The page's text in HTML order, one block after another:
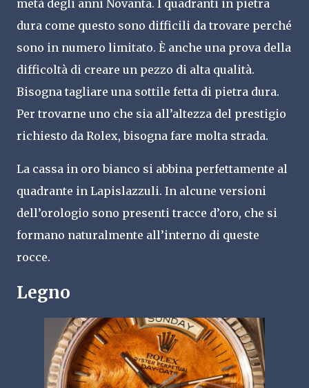
metà degli anni Novanta. I quadranti in pietra
dura come questo sono difficili da trovare perché
sono in numero limitato. È anche una prova della
difficoltà di creare un pezzo di alta qualità.
Bisogna tagliare una sottile fetta di pietra dura.
Per trovarne uno che sia all’altezza del prestigio
richiesto da Rolex, bisogna fare molta strada.
La cassa in oro bianco si abbina perfettamente al
quadrante in Lapislazzuli. In alcune versioni
dell’orologio sono presenti tracce d’oro, che si
formano naturalmente all’interno di queste
rocce.
Legno